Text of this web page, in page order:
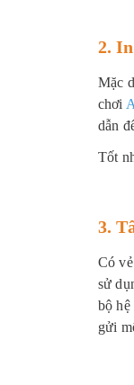
2.
Mặc
chơi
dẫn
Tốt
3.
Có
sử
bộ
gửi